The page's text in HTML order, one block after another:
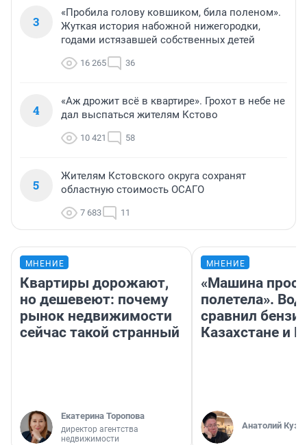
3
«Пробила голову ковшиком, била поленом».
Жуткая история набожной нижегородки,
годами истязавшей собственных детей
16 265 36
4
«Аж дрожит всё в квартире». Грохот в небе не
дал выспаться жителям Кстово
10 421 58
5
Жителям Кстовского округа сохранят
областную стоимость ОСАГО
7 683 11
МНЕНИЕ
Квартиры дорожают,
но дешевеют: почему
рынок недвижимости
сейчас такой странный
Екатерина Торопова
директор агентства
недвижимости
МНЕНИЕ
«Машина
полетела».
сравнил
Казахстане и
Анатолий